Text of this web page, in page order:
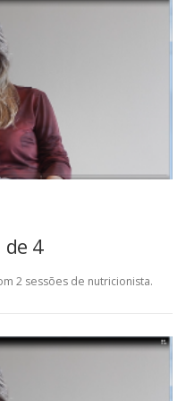
de 4
2 sessões de nutricionista.